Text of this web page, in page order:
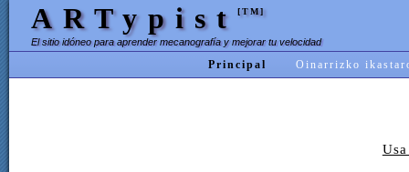
ARTypist [TM]
El sitio idóneo para aprender mecanografía y mejorar tu velocidad
Principal Oinarrizko